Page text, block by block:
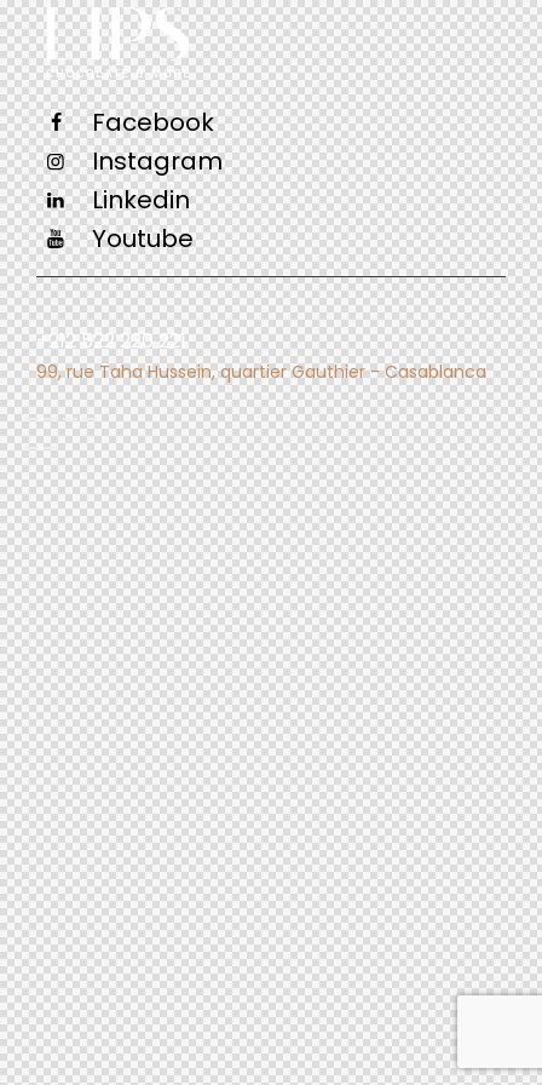
Facebook
Instagram
Linkedin
Youtube
+212 522 220 221
99, rue Taha Hussein, quartier Gauthier - Casablanca